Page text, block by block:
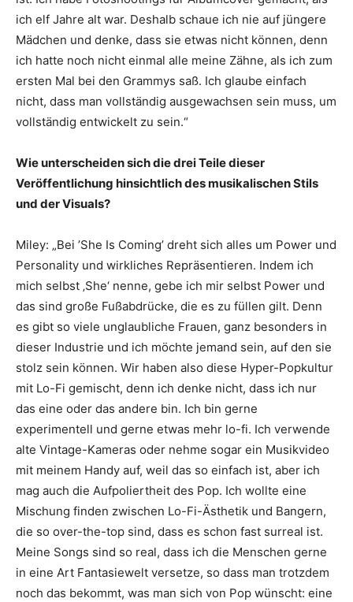
ich elf Jahre alt war. Deshalb schaue ich nie auf jüngere
Mädchen und denke, dass sie etwas nicht können, denn
ich hatte noch nicht einmal alle meine Zähne, als ich zum
ersten Mal bei den Grammys saß. Ich glaube einfach
nicht, dass man vollständig ausgewachsen sein muss, um
vollständig entwickelt zu sein.“
Wie unterscheiden sich die drei Teile dieser
Veröffentlichung hinsichtlich des musikalischen Stils
und der Visuals?
Miley: „Bei ’She Is Coming’ dreht sich alles um Power und
Personality und wirkliches Repräsentieren. Indem ich
mich selbst ‚She‘ nenne, gebe ich mir selbst Power und
das sind große Fußabdrücke, die es zu füllen gilt. Denn
es gibt so viele unglaubliche Frauen, ganz besonders in
dieser Industrie und ich möchte jemand sein, auf den sie
stolz sein können. Wir haben also diese Hyper-Popkultur
mit Lo-Fi gemischt, denn ich denke nicht, dass ich nur
das eine oder das andere bin. Ich bin gerne
experimentell und gerne etwas mehr lo-fi. Ich verwende
alte Vintage-Kameras oder nehme sogar ein Musikvideo
mit meinem Handy auf, weil das so einfach ist, aber ich
mag auch die Aufpoliertheit des Pop. Ich wollte eine
Mischung finden zwischen Lo-Fi-Ästhetik und Bangern,
die so over-the-top sind, dass es schon fast surreal ist.
Meine Songs sind so real, dass ich die Menschen gerne
in eine Art Fantasiewelt versetze, so dass man trotzdem
noch das bekommt, was man sich von Pop wünscht: eine